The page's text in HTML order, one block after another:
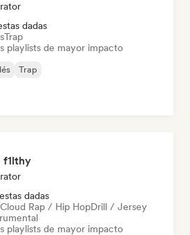
dadas
Trap
playlists de mayor impacto
Trap
f1lthy
dadas
Cloud Rap / Hip HopDrill / Jersey
playlists de mayor impacto